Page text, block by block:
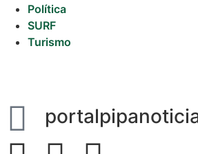
Política
SURF
Turismo